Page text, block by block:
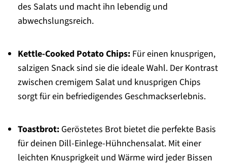
des Salats und macht ihn lebendig und
abwechslungsreich.
Kettle-Cooked Potato Chips:Für einen knusprigen,
salzigen Snack sind sie die ideale Wahl. Der Kontrast
zwischen cremigem Salat und knusprigen Chips
sorgt für ein befriedigendes Geschmackserlebnis.
Toastbrot:Geröstetes Brot bietet die perfekte Basis
für deinen Dill-Einlege-Hühnchensalat. Mit einer
leichten Knusprigkeit und Wärme wird jeder Bissen